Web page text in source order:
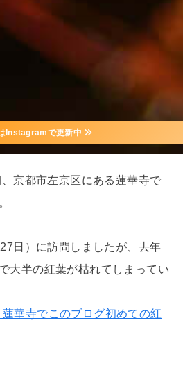
Instagramで更新中
京都市左京区にある蓮華寺で
日）に訪問しましたが、去年
大半の紅葉が枯れてしまってい
華寺でこのブログ初めての紅